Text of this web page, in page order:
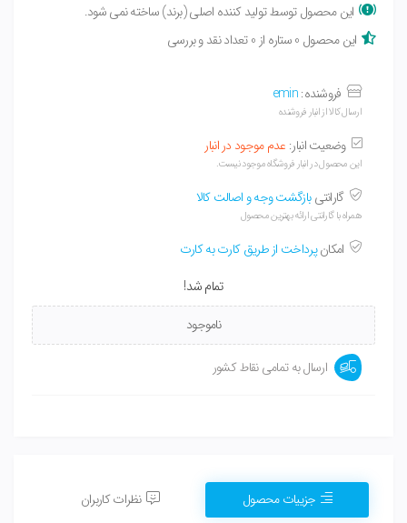
این محصول توسط تولید کننده اصلی (برند) ساخته نمی شود.
این محصول 0 ستاره از 0 تعداد نقد و بررسی
فروشنده:emin
ارسال کالا از انبار فروشنده
وضعیت انبار: عدم موجود در انبار
این محصول در انبار فروشگاه موجود نیست.
گارانتیبازگشت وجه و اصالت کالا
همراه با گارانتی ارائه بهترین محصول
امکانپرداخت از طریق کارت به کارت
تمام شد!
ناموجود
ارسال به تمامی نقاط کشور
جزییات محصول نظرات کاربران